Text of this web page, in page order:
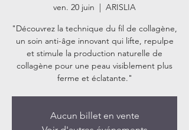
ven. 20 juin
  |
ARISLIA
"Découvrez la technique du fil de collagène,
un soin anti-âge innovant qui lifte, repulpe
et stimule la production naturelle de
collagène pour une peau visiblement plus
ferme et éclatante."
Aucun billet en vente